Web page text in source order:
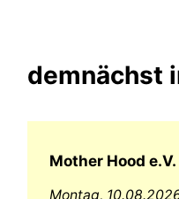
demnächst
Mother Hood e.V.
Montag,